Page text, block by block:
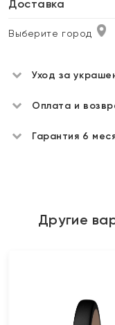
Доставка
Выберите город
Уход за
Оплата и
Гарантия 6
Другие